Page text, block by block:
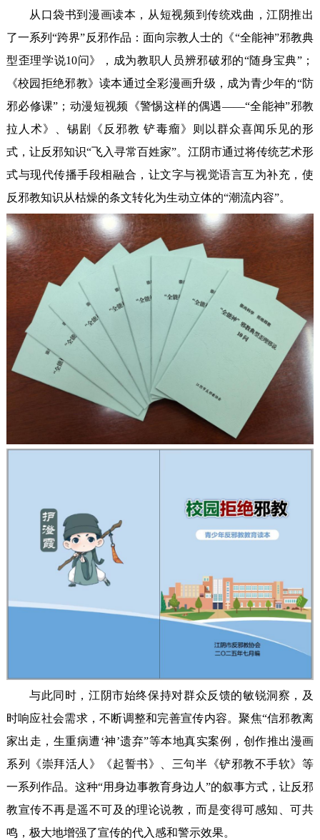
从口袋书到漫画读本，从短视频到传统戏曲，江阴推出
了一系列“跨界”反邪作品：面向宗教人士的《“全能神”邪教典
型歪理学说10问》，成为教职人员辨邪破邪的“随身宝典”；
《校园拒绝邪教》读本通过全彩漫画升级，成为青少年的“防
邪必修课”；动漫短视频《警惕这样的偶遇——“全能神”邪教
拉人术》、锡剧《反邪教 铲毒瘤》则以群众喜闻乐见的形
式，让反邪知识“飞入寻常百姓家”。江阴市通过将传统艺术形
式与现代传播手段相融合，让文字与视觉语言互为补充，使
反邪教知识从枯燥的条文转化为生动立体的“潮流内容”。
与此同时，江阴市始终保持对群众反馈的敏锐洞察，及
时响应社会需求，不断调整和完善宣传内容。聚焦“信邪教离
家出走，生重病遭‘神’遗弃”等本地真实案例，创作推出漫画
系列《崇拜活人》《起誓书》、三句半《铲邪教不手软》等
一系列作品。这种“用身边事教育身边人”的叙事方式，让反邪
教宣传不再是遥不可及的理论说教，而是变得可感知、可共
鸣，极大地增强了宣传的代入感和警示效果。